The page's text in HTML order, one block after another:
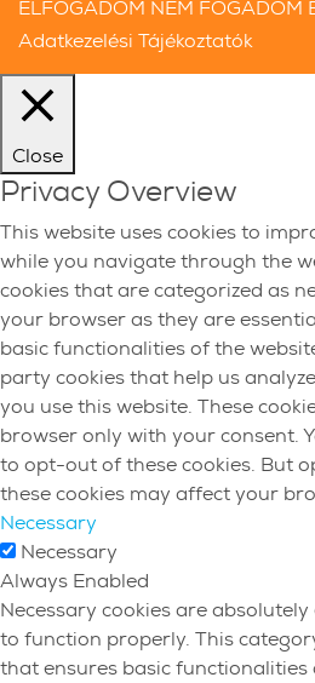
ELFOGADOM NEM FOGADOM
Adatkezelési Tájékoztatók
Close
Privacy Overview
This website uses cookies to
while you navigate through the
cookies that are categorized as
your browser as they are
basic functionalities of the
party cookies that help us
you use this website. These
browser only with your consent.
to opt-out of these cookies. But
these cookies may affect your
Necessary
Necessary
Always Enabled
Necessary cookies are
to function properly. This
that ensures basic